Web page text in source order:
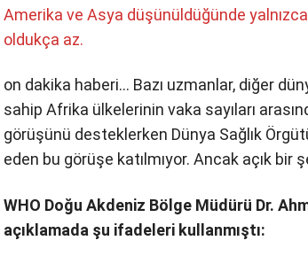
Amerika ve Asya düşünüldüğünde
oldukça az.
on dakika haberi… Bazı uzmanlar, diğer
sahip Afrika ülkelerinin vaka sayıları
görüşünü desteklerken Dünya Sağlık
eden bu görüşe katılmıyor. Ancak açık bir
WHO Doğu Akdeniz Bölge Müdürü Dr.
açıklamada şu ifadeleri kullanmıştı: